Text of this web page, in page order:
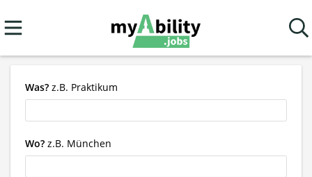
Was? z.B. Praktikum
Wo? z.B. München